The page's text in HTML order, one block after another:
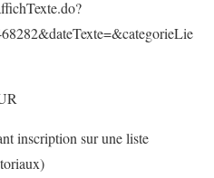
inscription sur une liste